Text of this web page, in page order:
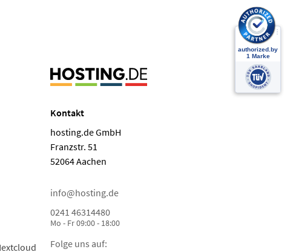
Kontakt
hosting.de GmbH
Franzstr. 51
52064 Aachen
info@hosting.de
0241 46314480
Mo - Fr 09:00 - 18:00
Folge uns auf: